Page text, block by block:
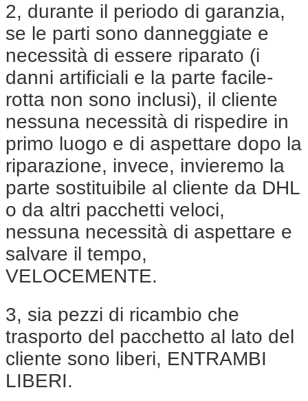
2, durante il periodo di garanzia,
se le parti sono danneggiate e
necessità di essere riparato (i
danni artificiali e la parte facile-
rotta non sono inclusi), il cliente
nessuna necessità di rispedire in
primo luogo e di aspettare dopo la
riparazione, invece, invieremo la
parte sostituibile al cliente da DHL
o da altri pacchetti veloci,
nessuna necessità di aspettare e
salvare il tempo,
VELOCEMENTE.
3, sia pezzi di ricambio che
trasporto del pacchetto al lato del
cliente sono liberi, ENTRAMBI
LIBERI.